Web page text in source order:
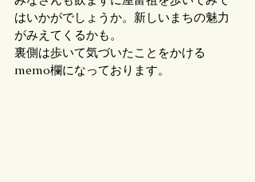
はいかがでしょうか。新しいまちの魅力
がみえてくるかも。
裏側は歩いて気づいたことをかける
memo欄になっております。